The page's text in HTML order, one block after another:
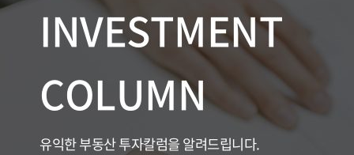
INVESTMENT
COLUMN
유익한 부동산 투자칼럼을 알려드립니다.